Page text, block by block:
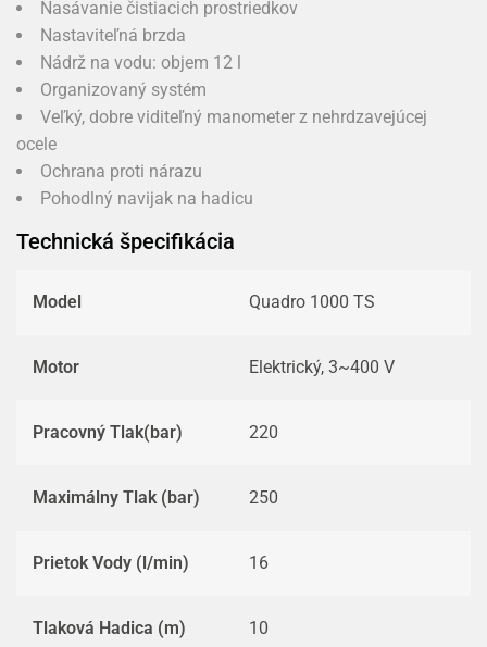
Nasávanie čistiacich prostriedkov
Nastaviteľná brzda
Nádrž na vodu: objem 12 l
Organizovaný systém
Veľký, dobre viditeľný manometer z nehrdzavejúcej
ocele
Ochrana proti nárazu
Pohodlný navijak na hadicu
Technická špecifikácia
Model Quadro 1000 TS
Motor Elektrický, 3~400 V
Pracovný Tlak(bar) 220
Maximálny Tlak (bar) 250
Prietok Vody (l/min) 16
Tlaková Hadica (m) 10